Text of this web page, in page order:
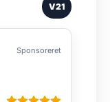
V21
Sponsoreret